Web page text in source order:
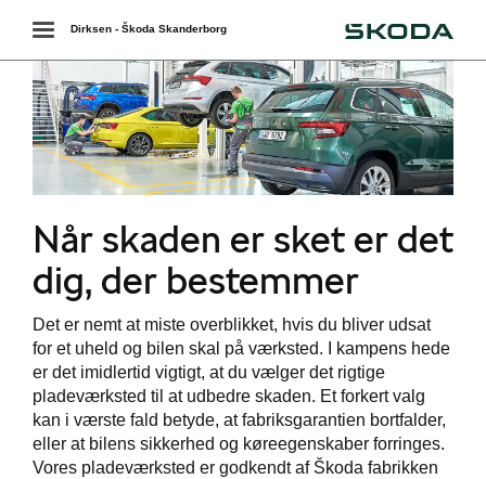
Toggle
navigation
Dirksen - Škoda Skanderborg
Når skaden er sket er det
dig, der bestemmer
Det er nemt at miste overblikket, hvis du bliver udsat
for et uheld og bilen skal på værksted. I kampens hede
er det imidlertid vigtigt, at du vælger det rigtige
pladeværksted til at udbedre skaden. Et forkert valg
kan i værste fald betyde, at fabriksgarantien bortfalder,
eller at bilens sikkerhed og køreegenskaber forringes.
Vores pladeværksted er godkendt af Škoda fabrikken